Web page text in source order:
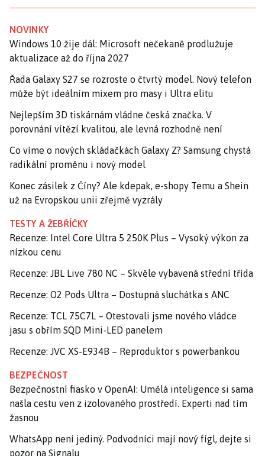
NOVINKY
Windows 10 žije dál: Microsoft nečekaně prodlužuje
aktualizace až do října 2027
Řada Galaxy S27 se rozroste o čtvrtý model. Nový telefon
může být ideálním mixem pro masy i Ultra elitu
Nejlepším 3D tiskárnám vládne česká značka. V
porovnání vítězí kvalitou, ale levná rozhodně není
Co víme o nových skládačkách Galaxy Z? Samsung chystá
radikální proměnu i nový model
Konec zásilek z Číny? Ale kdepak, e-shopy Temu a Shein
už na Evropskou unii zřejmě vyzrály
TESTY A ŽEBŘÍČKY
Recenze: Intel Core Ultra 5 250K Plus – Vysoký výkon za
nízkou cenu
Recenze: JBL Live 780 NC – Skvěle vybavená střední třída
Recenze: O2 Pods Ultra – Dostupná sluchátka s ANC
Recenze: TCL 75C7L – Otestovali jsme nového vládce
jasu s obřím SQD Mini-LED panelem
Recenze: JVC XS-E934B – Reproduktor s powerbankou
BEZPEČNOST
Bezpečnostní fiasko v OpenAI: Umělá inteligence si sama
našla cestu ven z izolovaného prostředí. Experti nad tím
žasnou
WhatsApp není jediný. Podvodníci mají nový fígl, dejte si
pozor na Signalu